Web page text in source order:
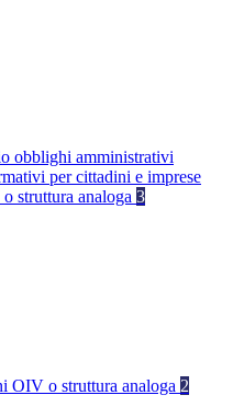
obblighi amministrativi
per cittadini e imprese
struttura analoga 3
OIV o struttura analoga 2